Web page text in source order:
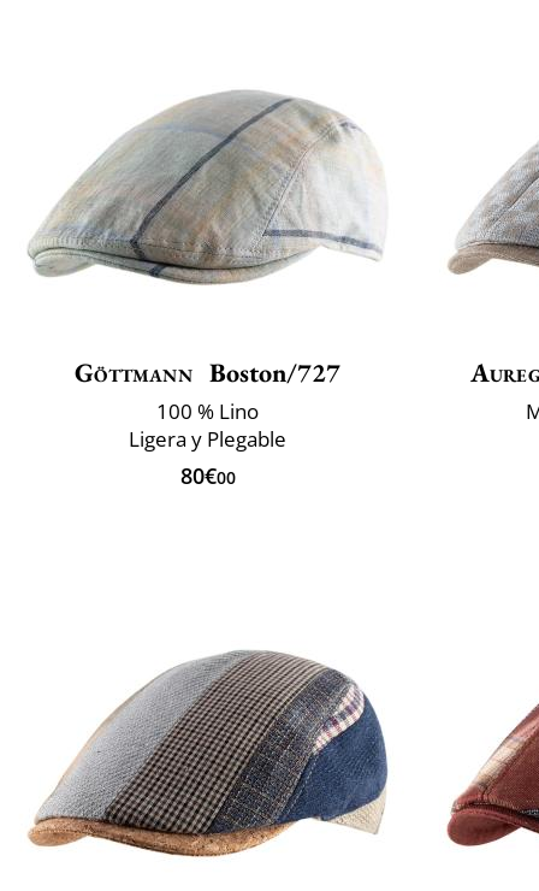
Göttmann Boston/727
100 % Lino
Ligera y Plegable
80€00